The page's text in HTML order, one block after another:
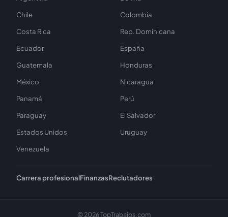
Chile
Colombia
Costa Rica
Rep. Dominicana
Ecuador
España
Guatemala
Honduras
México
Nicaragua
Panamá
Perú
Paraguay
El Salvador
Estados Unidos
Uruguay
Venezuela
Carrera profesionalFinanzasReclutadores
© 2026 TopTrabajos.com